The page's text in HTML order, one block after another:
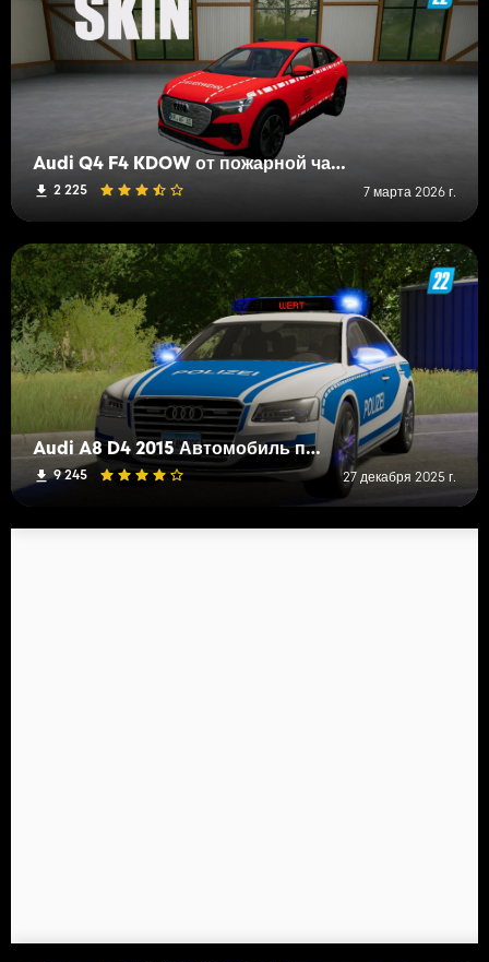
Audi Q4 F4 KDOW от пожарной части завода Audi Neutral
2 225 7 марта 2026 г.
Audi A8 D4 2015 Автомобиль поддержки полиции
9 245 27 декабря 2025 г.